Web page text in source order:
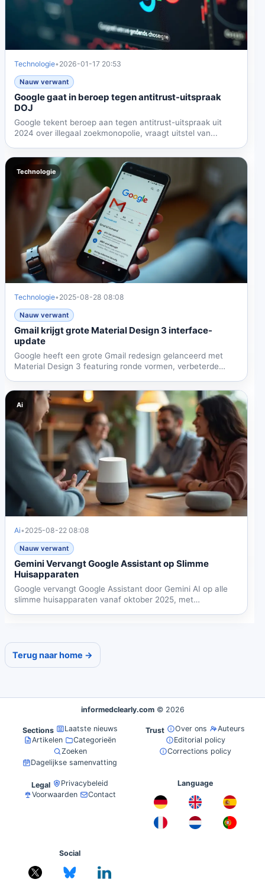
Technologie• 2026-01-17 20:53
Nauw verwant
Google gaat in beroep tegen antitrust-uitspraak
DOJ
Google tekent beroep aan tegen antitrust-uitspraak uit
2024 over illegaal zoekmonopolie, vraagt uitstel van...
Technologie
Technologie• 2025-08-28 08:08
Nauw verwant
Gmail krijgt grote Material Design 3 interface-
update
Google heeft een grote Gmail redesign gelanceerd met
Material Design 3 featuring ronde vormen, verbeterde
Ai
Ai• 2025-08-22 08:08
Nauw verwant
Gemini Vervangt Google Assistant op Slimme
Huisapparaten
Google vervangt Google Assistant door Gemini AI op alle
slimme huisapparaten vanaf oktober 2025, met
Terug naar home →
informedclearly.com © 2026
Sections
Laatste nieuws
Artikelen
Categorieën
Zoeken
Dagelijkse samenvatting
Trust Over ons
Auteurs
Editorial policy
Corrections policy
Legal
Privacybeleid
Voorwaarden
Contact
Language
Social